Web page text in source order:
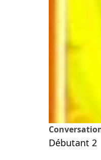
Débutant 2